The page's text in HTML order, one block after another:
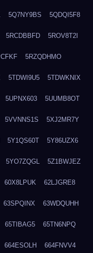
5Q7NY9BS 5QDQI5F8
5RCDBBFD 5ROV8T2I
5RZQDHMO
5TDWI9U5 5TDWKNIX
5UPNX603 5UUMB8OT
5VVNNS1S 5XJ2MR7Y
5Y1QS60T 5Y86UZX6
5YO7ZQGL 5Z1BWJEZ
60X8LPUK 62LJGRE8
63SPQINX 63WDQUHH
65TIBAG5 65TN6NPQ
664ESOLH 664FNVV4